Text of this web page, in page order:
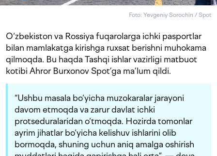
Foto: Yevgeniy Sorochin / Spot
O‘zbekiston va Rossiya fuqarolarga ichki pasportlar
bilan mamlakatga kirishga ruxsat berishni muhokama
qilmoqda. Bu haqda Tashqi ishlar vazirligi matbuot
kotibi Ahror Burxonov Spot’ga ma’lum qildi.
“Ushbu masala bo‘yicha muzokaralar jarayoni
davom etmoqda va zarur davlat ichki
protseduralaridan o‘tmoqda. Hozirda tomonlar
ayrim jihatlar bo‘yicha kelishuv ishlarini olib
bormoqda, shuning uchun aniq amalga oshirish